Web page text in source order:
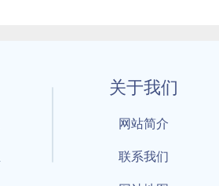
关于我们
网站简介
联系我们